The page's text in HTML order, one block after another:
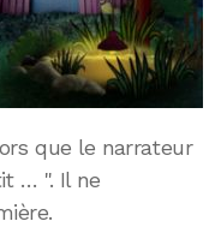
que le narrateur
… ". Il ne